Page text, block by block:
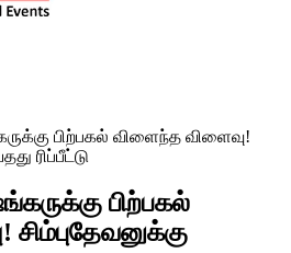
பிற்பகல் விளைந்த விளைவு!
ரிப்பீட்டு
பிற்பகல்